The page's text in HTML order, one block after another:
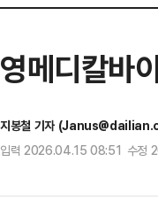
영메디칼바
지봉철 기자
입력 2026.04.15 08:51 수정